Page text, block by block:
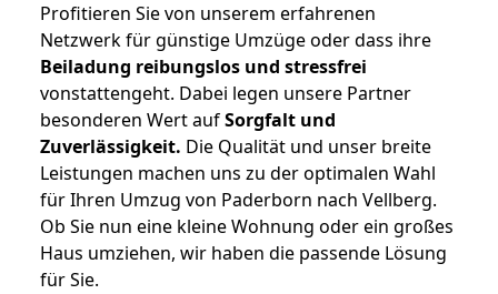
Profitieren Sie von unserem erfahrenen
Netzwerk für günstige Umzüge oder dass ihre
Beiladung reibungslos und stressfrei
vonstattengeht. Dabei legen unsere Partner
besonderen Wert aufSorgfalt und
Zuverlässigkeit. Die Qualität und unser breite
Leistungen machen uns zu der optimalen Wahl
für Ihren Umzug von Paderborn nach Vellberg.
Ob Sie nun eine kleine Wohnung oder ein großes
Haus umziehen, wir haben die passende Lösung
für Sie.